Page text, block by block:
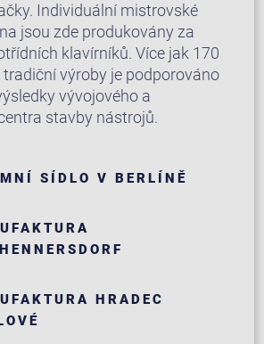
Individuální mistrovské
jsou zde produkovány za
klavírníků. Více jak 170
tradiční výroby je podporováno
vývojového a
stavby nástrojů.
SÍDLO V BERLÍNĚ
HRADEC